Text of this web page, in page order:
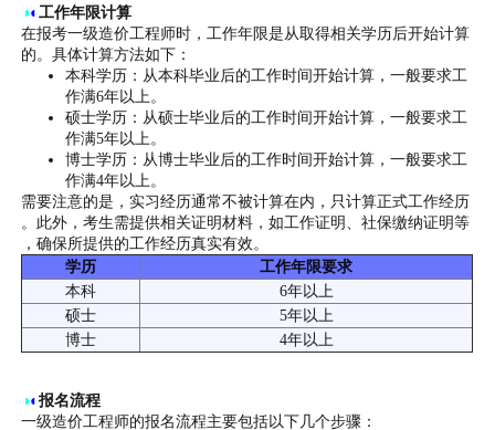
◑◐工作年限计算
在报考一级造价工程师时，工作年限是从取得相关学历后开始计算
的。具体计算方法如下：
本科学历：从本科毕业后的工作时间开始计算，一般要求工
作满6年以上。
硕士学历：从硕士毕业后的工作时间开始计算，一般要求工
作满5年以上。
博士学历：从博士毕业后的工作时间开始计算，一般要求工
作满4年以上。
需要注意的是，实习经历通常不被计算在内，只计算正式工作经历
。此外，考生需提供相关证明材料，如工作证明、社保缴纳证明等
，确保所提供的工作经历真实有效。
学历
工作年限要求
本科
6年以上
硕士
5年以上
博士
4年以上
◑◐报名流程
一级造价工程师的报名流程主要包括以下几个步骤：